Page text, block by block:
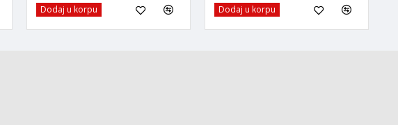
Dodaj u korpu Dodaj u korpu